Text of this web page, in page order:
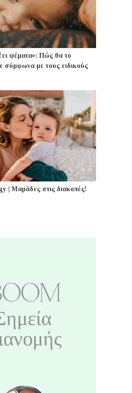
ψέματα»: Πώς θα το
σύμφωνα με τους ειδικούς
| Μαμάδες στις διακοπές!